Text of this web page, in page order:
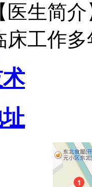
医生简
床工作多